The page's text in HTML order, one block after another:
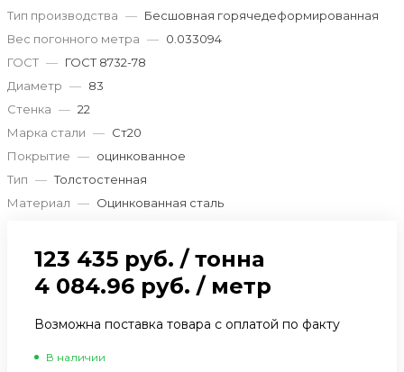
Тип производства — Бесшовная горячедеформированная
Вес погонного метра — 0.033094
ГОСТ — ГОСТ 8732-78
Диаметр — 83
Стенка — 22
Марка стали — Ст20
Покрытие — оцинкованное
Тип — Толстостенная
Материал — Оцинкованная сталь
123 435 руб. / тонна
4 084.96 руб. / метр
Возможна поставка товара с оплатой по факту
В наличии